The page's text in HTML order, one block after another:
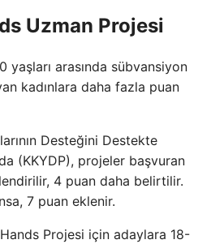
Uzman Projesi
yaşları arasında sübvansiyon
kadınlara daha fazla puan
Desteğini Destekte
(KKYDP), projeler başvuran
4 puan daha belirtilir.
7 puan eklenir.
Projesi için adaylara 18-